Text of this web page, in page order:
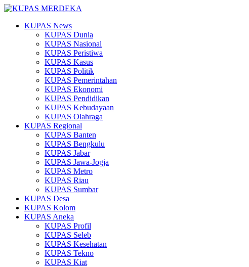
KUPAS News
KUPAS Dunia
KUPAS Nasional
KUPAS Peristiwa
KUPAS Kasus
KUPAS Politik
KUPAS Pemerintahan
KUPAS Ekonomi
KUPAS Pendidikan
KUPAS Kebudayaan
KUPAS Olahraga
KUPAS Regional
KUPAS Banten
KUPAS Bengkulu
KUPAS Jabar
KUPAS Jawa-Jogja
KUPAS Metro
KUPAS Riau
KUPAS Sumbar
KUPAS Desa
KUPAS Kolom
KUPAS Aneka
KUPAS Profil
KUPAS Seleb
KUPAS Kesehatan
KUPAS Tekno
KUPAS Kiat